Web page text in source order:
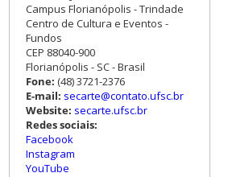
Campus Florianópolis - Trindade
Centro de Cultura e Eventos -
Fundos
CEP 88040-900
Florianópolis - SC - Brasil
Fone: (48) 3721-2376
E-mail: secarte@contato.ufsc.br
Website: secarte.ufsc.br
Redes sociais:
Facebook
Instagram
YouTube